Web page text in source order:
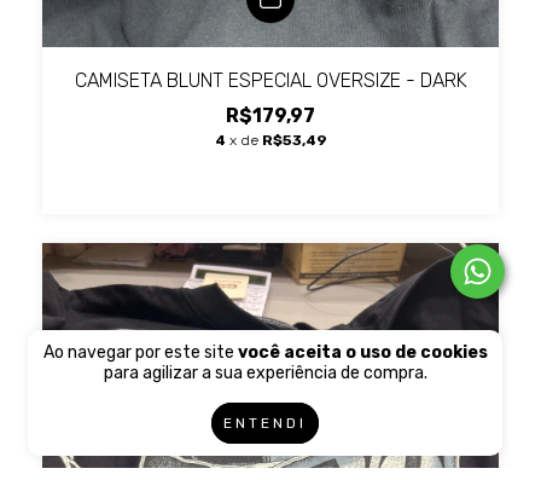
Ao navegar por este site você aceita o uso de cookies
para agilizar a sua experiência de compra.
ENTENDI
CAMISETA BLUNT ESPECIAL OVERSIZE - DARK
R$179,97
4 x de R$53,49